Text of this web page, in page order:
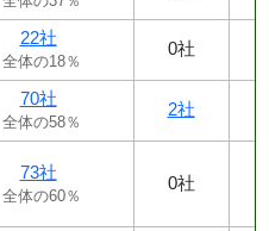
22社
全体の18％
0社
70社
全体の58％
2社
73社
全体の60％
0社